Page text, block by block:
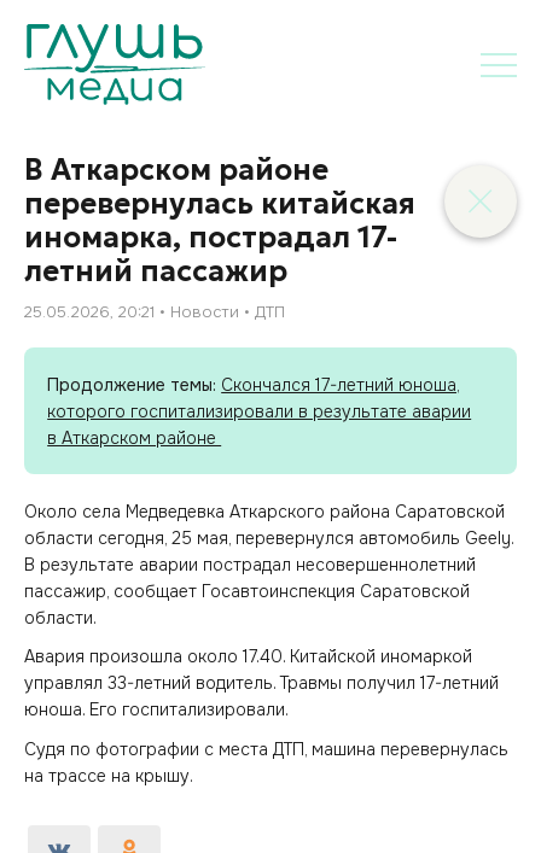
В Аткарском районе
перевернулась китайская
иномарка, пострадал 17-
летний пассажир
25.05.2026, 20:21 Новости ДТП
Продолжение темы: Скончался 17-летний юноша,
которого госпитализировали в результате аварии
в Аткарском районе
Около села Медведевка Аткарского района Саратовской
области сегодня, 25 мая, перевернулся автомобиль Geely.
В результате аварии пострадал несовершеннолетний
пассажир, сообщает Госавтоинспекция Саратовской
области.
Авария произошла около 17.40. Китайской иномаркой
управлял 33-летний водитель. Травмы получил 17-летний
юноша. Его госпитализировали.
Судя по фотографии с места ДТП, машина перевернулась
на трассе на крышу.